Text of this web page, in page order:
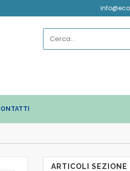
ARTICOLI SEZIONE